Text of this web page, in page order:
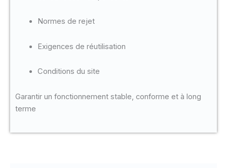
Normes de rejet
Exigences de réutilisation
Conditions du site
Garantir un fonctionnement stable, conforme et à long
terme